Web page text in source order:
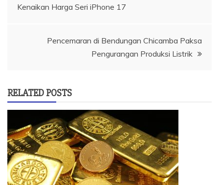
pos
Kenaikan Harga Seri iPhone 17
Pencemaran di Bendungan Chicamba Paksa
Pengurangan Produksi Listrik
RELATED POSTS